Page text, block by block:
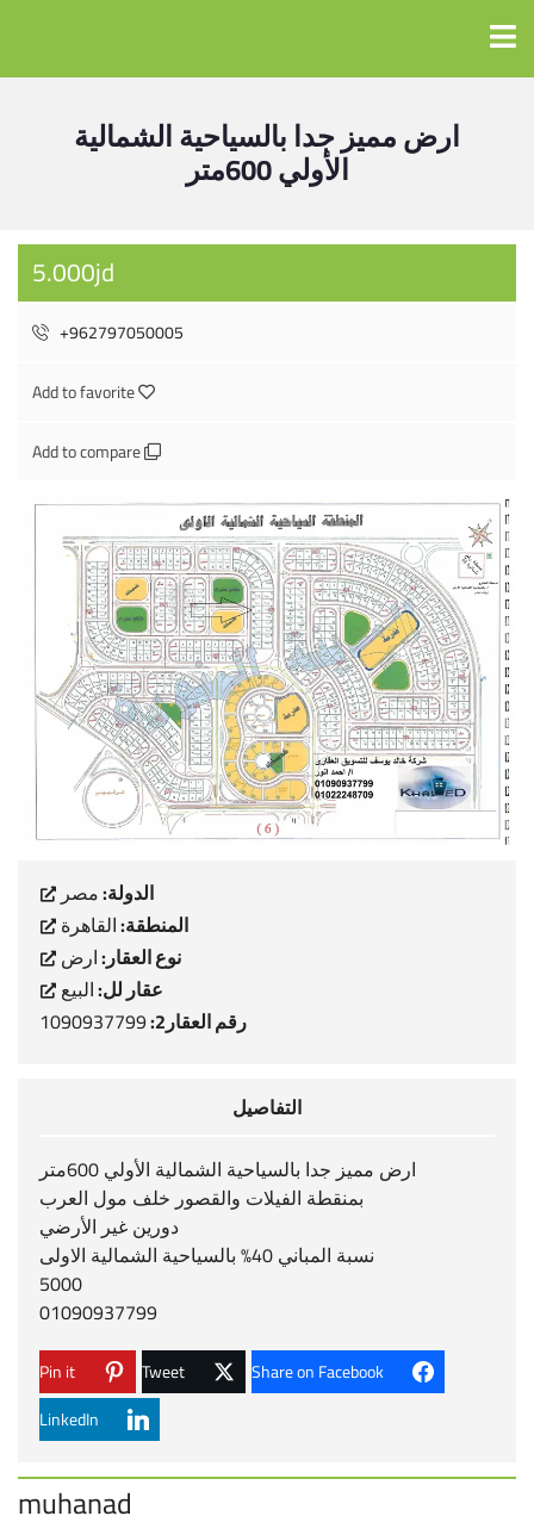
ارض مميز جدا بالسياحية الشمالية
الأولي 600متر
5.000jd
+962797050005
Add to favorite
Add to compare
الدولة:مصر
المنطقة:القاهرة
نوع العقار:ارض
عقار لل:البيع
رقم العقار2: 1090937799
التفاصيل
ارض مميز جدا بالسياحية الشمالية الأولي 600متر
بمنقطة الفيلات والقصور خلف مول العرب
دورين غير الأرضي
نسبة المباني 40% بالسياحية الشمالية الاولى
5000
01090937799
Share on Facebook
Tweet
Pin it
LinkedIn
muhanad